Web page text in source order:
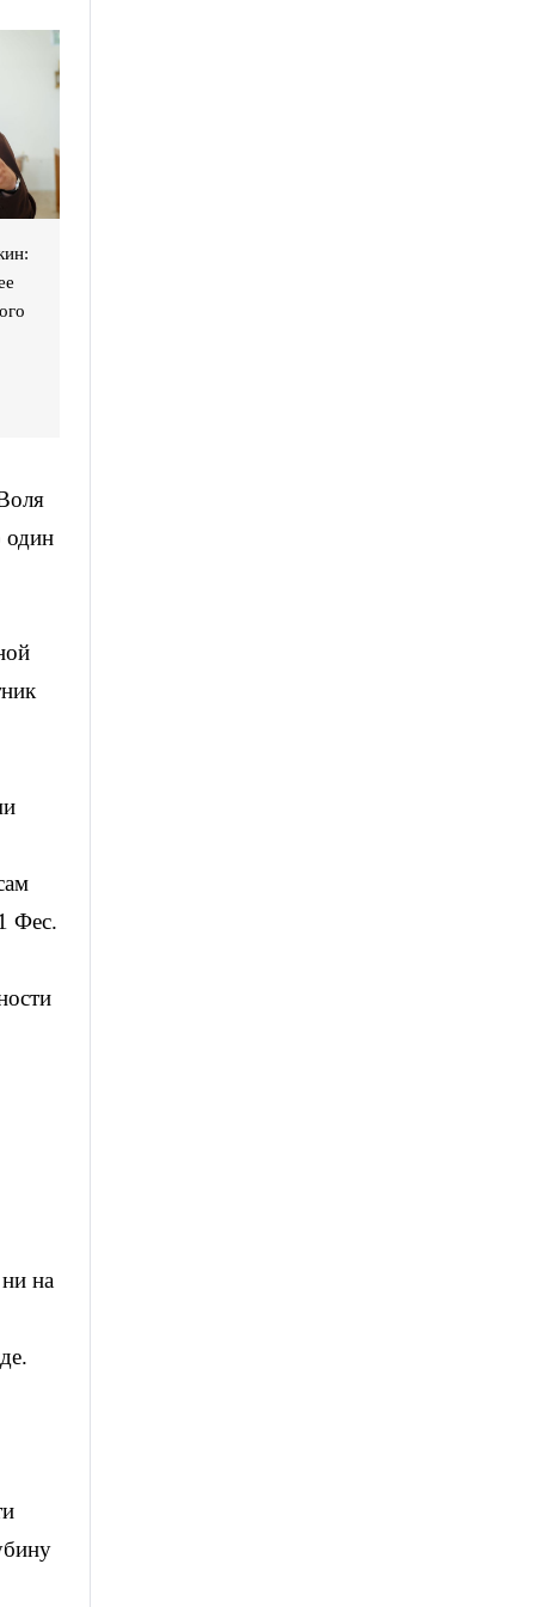
один
Фес.
на